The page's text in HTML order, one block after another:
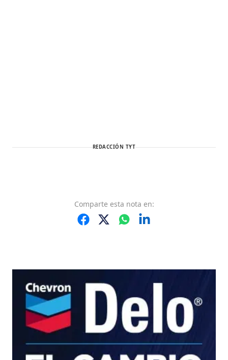
REDACCIÓN TYT
Comparte esta nota en: